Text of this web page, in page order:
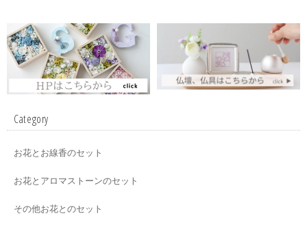
Category
お花とお線香のセット
お花とアロマストーンのセット
その他お花とのセット